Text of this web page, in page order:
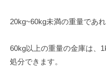
20kg~60kg未満の重量であ
60kg以上の重量の金庫は、
処分できます。